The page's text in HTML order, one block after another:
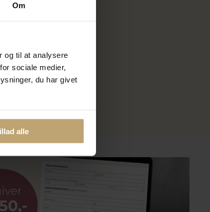
Om
og til at analysere
sociale medier,
du har givet
alle